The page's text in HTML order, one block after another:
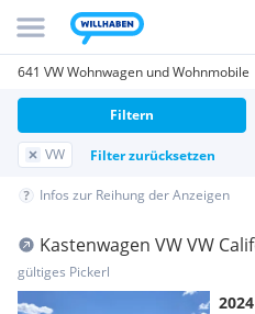
641 VW Wohnwagen und Wohnmobile
VW Filter zurücksetzen
Filtern
Infos zur Reihung der Anzeigen
Kastenwagen VW VW
Camper TDI 4M
gültiges Pickerl
2024